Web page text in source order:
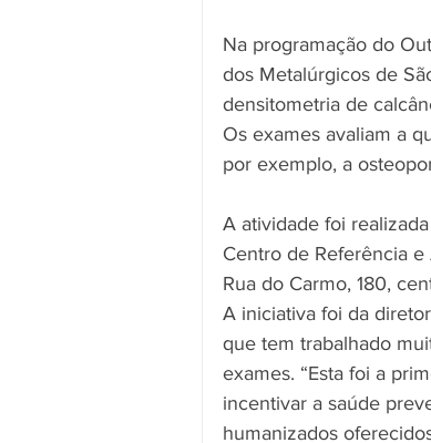
Na programação do
dos Metalúrgicos de
densitometria de
Os exames avaliam a
por exemplo, a
A atividade foi
Centro de Referência
Rua do Carmo, 180,
A iniciativa foi da
que tem trabalhado
exames. “Esta foi a
incentivar a saúde
humanizados